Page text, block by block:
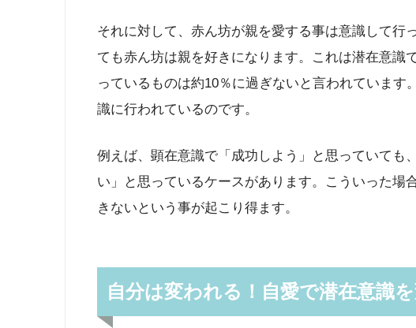
それに対して、赤ん坊が親を愛する事は意識して行
ても赤ん坊は親を好きになります。これは潜在意識
っているものは約10％に過ぎないと言われています
識に行われているのです。
例えば、顕在意識で「成功しよう」と思っていても
い」と思っているケースがあります。こういった場
きないという事が起こり得ます。
自分は変われる！自愛で潜在意識